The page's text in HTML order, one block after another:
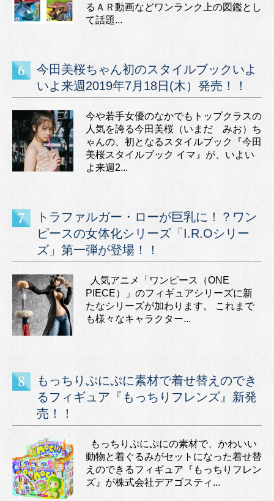
るＡＲ動画などワンランク上の図鑑とし
て話題...
今田美桜ちゃん初のスタイルブックいよ
いよ来週2019年7月18日(木）発売！！
今や若手女優のなかでもトップクラスの
人気を誇る今田美桜（いまだ みお）ち
ゃんの、初となるスタイルブック『今田
美桜スタイルブック イマ』が、いよい
よ来週2...
トラファルガー・ローが巨乳に！？ワン
ピースの女体化シリーズ「I.R.Oシリー
ズ」第一弾が登場！！
人気アニメ「ワンピース（ONE
PIECE）」のフィギュアシリーズに新
たなシリーズが加わります。 これまで
も様々なキャラクター...
もっちりぷにぷに素材で着せ替えのでき
るフィギュア『もっちりフレンズ』新発
売！！
もっちりぷにぷにの素材で、かわいい
動物と着ぐるみがセットになった着せ替
えのできるフィギュア『もっちりフレン
ズ』が株式会社デアゴスティ...